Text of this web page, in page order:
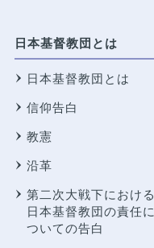
日本基督教団とは
日本基督教団とは
信仰告白
教憲
沿革
第二次大戦下における
日本基督教団の責任に
ついての告白